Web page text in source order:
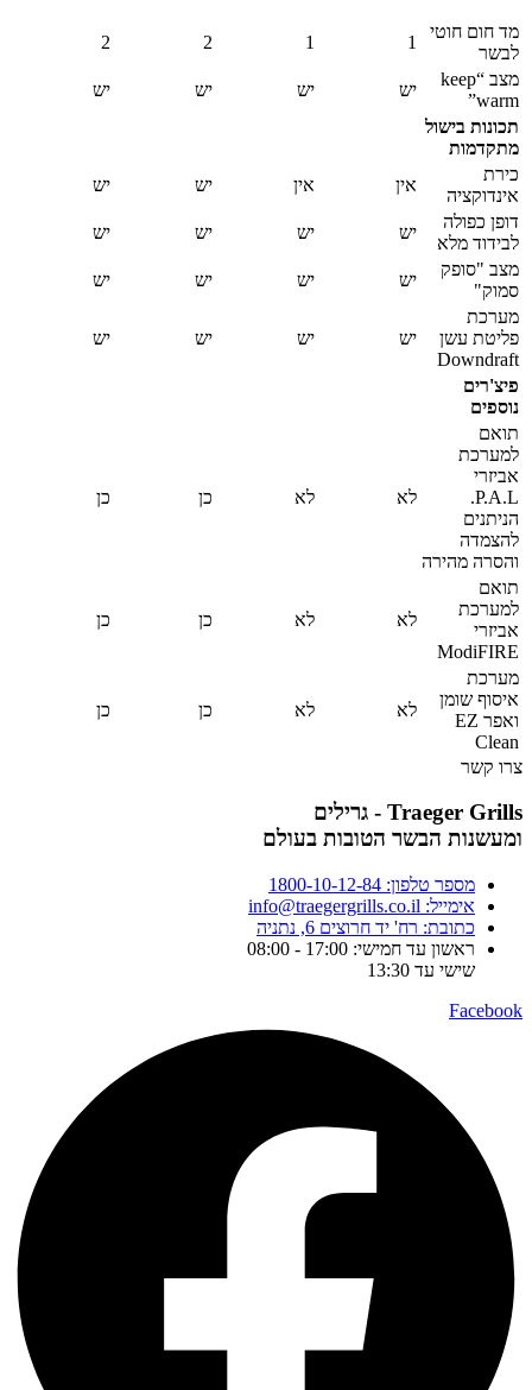
מד חום חוטי
לבשר
1
1
2
2
מצב “keep
warm”
יש יש יש
יש
תכונות בישול
מתקדמות
כירת
אינדוקציה
אין אין יש
יש
דופן כפולה
לבידוד מלא
יש יש יש
יש
מצב "סופק
סמוק"
יש יש יש
יש
מערכת
פליטת עשן
Downdraft
יש יש יש יש
פיצ'רים
נוספים
תואם
למערכת
אביזרי
P.A.L.
הניתנים
להצמדה
והסרה מהירה
לא לא כן כן
תואם
למערכת
אביזרי
ModiFIRE
לא לא כן כן
מערכת
איסוף שומן
ואפר EZ
Clean
לא לא כן כן
צרו קשר
Traeger Grills - גרילים
ומעשנות הבשר הטובות בעולם
מספר טלפון: 1800-10-12-84
אימייל: info@traegergrills.co.il
כתובת: רח' יד חרוצים 6, נתניה
ראשון עד חמישי: 17:00 - 08:00
שישי עד 13:30
Facebook